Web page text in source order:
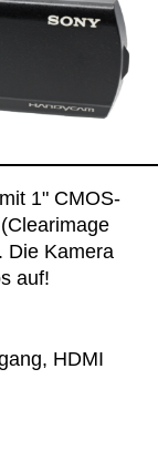
1" CMOS-
Die Kamera
auf!
HDMI